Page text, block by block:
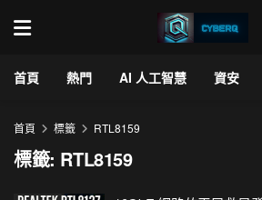
首頁 熱門 AI 人工智慧 資安
首頁 標籤 RTL8159
標籤: RTL8159